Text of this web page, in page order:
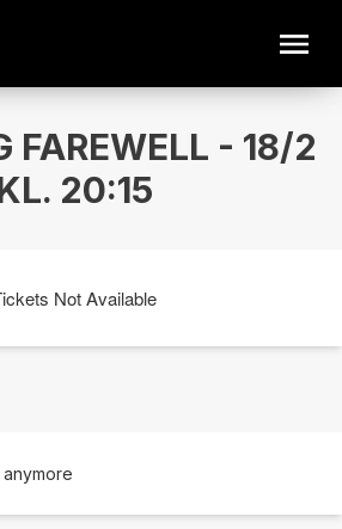
FAREWELL - 18/2
20:15
Not Available